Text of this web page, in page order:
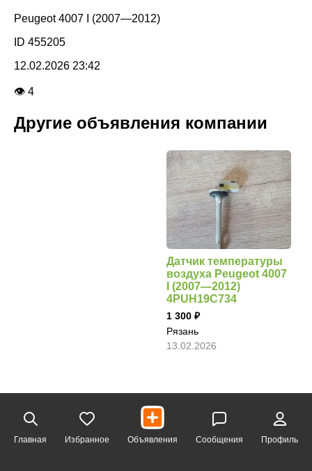
Peugeot 4007 I (2007—2012)
ID 455205
12.02.2026 23:42
👁 4
Другие объявления компании
Датчик температуры
воздуха Peugeot 4007
I (2007—2012)
4PUH19C734
1 300
Рязань
13.02.2026
Главная Избранное Объявления Сообщения Профиль